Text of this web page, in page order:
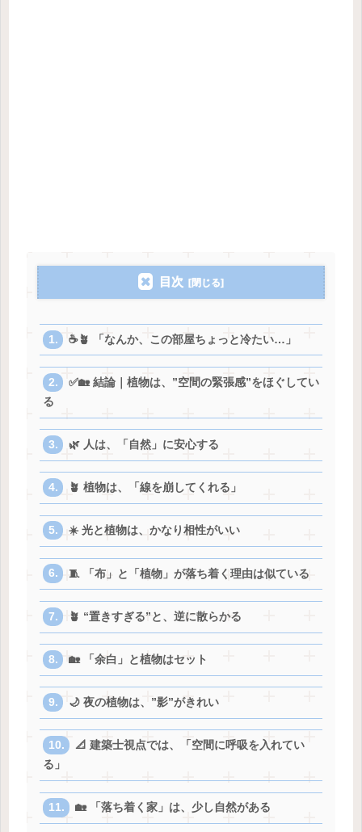
目次
☕️🪴 「なんか、この部屋ちょっと冷たい…」
✅🏡 結論｜植物は、”空間の緊張感”をほぐしてい
る
🌿 人は、「自然」に安心する
🪴 植物は、「線を崩してくれる」
☀️ 光と植物は、かなり相性がいい
🧵 「布」と「植物」が落ち着く理由は似ている
🪴 “置きすぎる”と、逆に散らかる
🏡 「余白」と植物はセット
🌙 夜の植物は、”影”がきれい
📐 建築士視点では、「空間に呼吸を入れてい
る」
🏡 「落ち着く家」は、少し自然がある